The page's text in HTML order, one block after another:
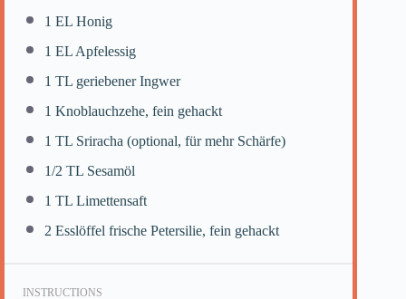
1 EL Honig
1 EL Apfelessig
1 TL geriebener Ingwer
1 Knoblauchzehe, fein gehackt
1 TL Sriracha (optional, für mehr Schärfe)
1/2 TL Sesamöl
1 TL Limettensaft
2 Esslöffel frische Petersilie, fein gehackt
INSTRUCTIONS